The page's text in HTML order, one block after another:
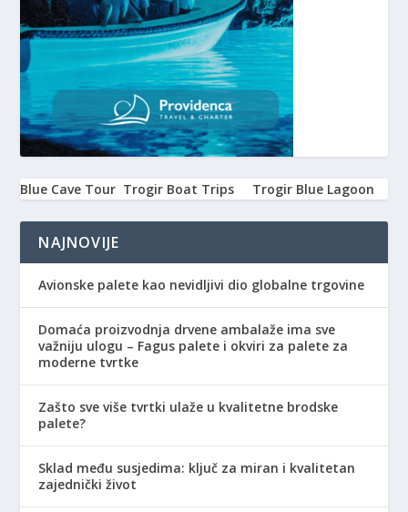
Blue Cave Tour Trogir Boat Trips Trogir Blue Lagoon
NAJNOVIJE
Avionske palete kao nevidljivi dio globalne trgovine
Domaća proizvodnja drvene ambalaže ima sve
važniju ulogu – Fagus palete i okviri za palete za
moderne tvrtke
Zašto sve više tvrtki ulaže u kvalitetne brodske
palete?
Sklad među susjedima: ključ za miran i kvalitetan
zajednički život